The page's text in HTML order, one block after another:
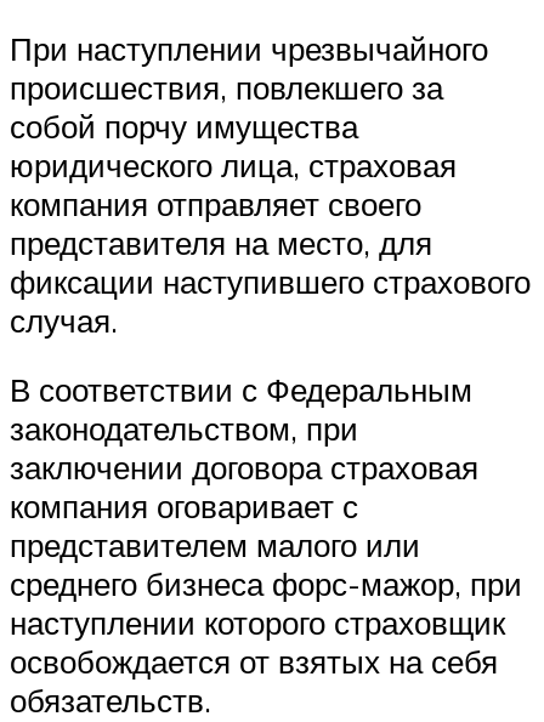
При наступлении чрезвычайного
происшествия, повлекшего за
собой порчу имущества
юридического лица, страховая
компания отправляет своего
представителя на место, для
фиксации наступившего страхового
случая.
В соответствии с Федеральным
законодательством, при
заключении договора страховая
компания оговаривает с
представителем малого или
среднего бизнеса форс-мажор, при
наступлении которого страховщик
освобождается от взятых на себя
обязательств.